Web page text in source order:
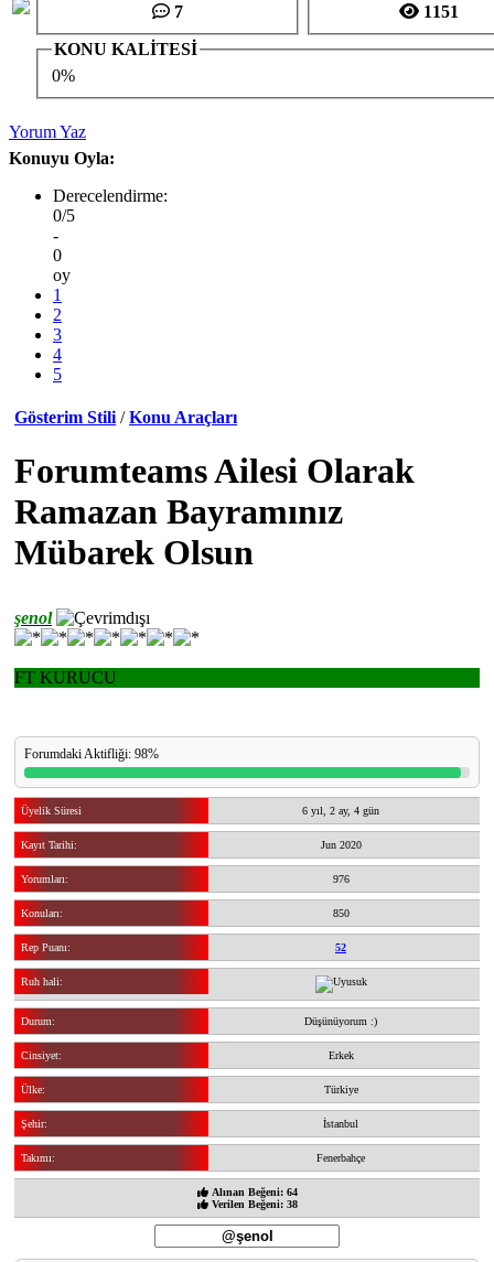
7
1151
KONU KALİTESİ
0%
Yorum Yaz
Konuyu Oyla:
Derecelendirme:
0/5
-
0
oy
1
2
3
4
5
Gösterim Stili / Konu Araçları
Forumteams Ailesi Olarak
Ramazan Bayramınız
Mübarek Olsun
şenol
FT KURUCU
Forumdaki Aktifliği: 98%
Üyelik Süresi 6 yıl, 2 ay, 4 gün
Kayıt Tarihi: Jun 2020
Yorumları: 976
Konuları: 850
Rep Puanı: 52
Ruh hali:
Durum: Düşünüyorum :)
Cinsiyet: Erkek
Ülke: Türkiye
Şehir: İstanbul
Takımı: Fenerbahçe
Alınan Beğeni: 64
Verilen Beğeni: 38